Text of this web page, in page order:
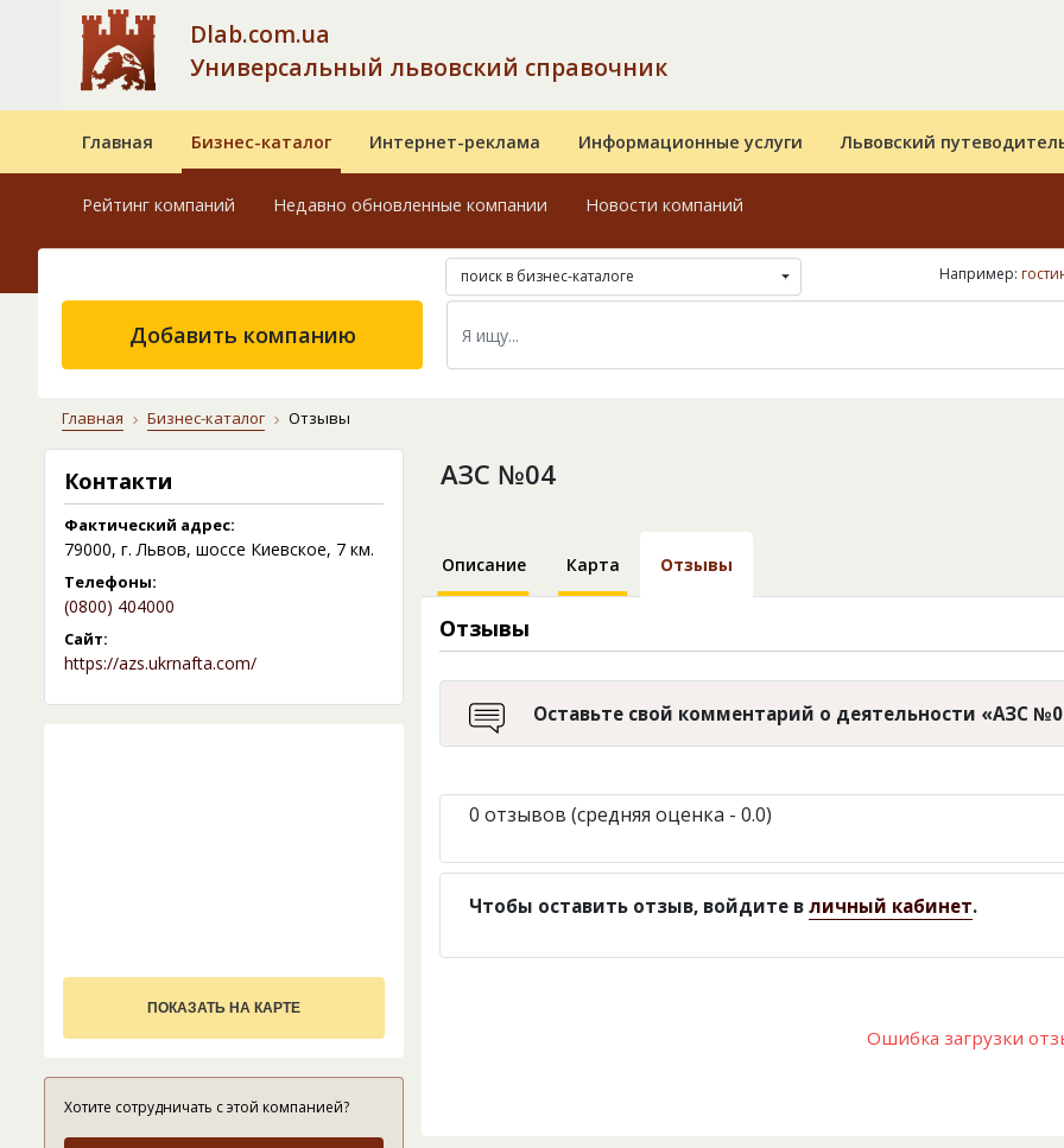
Dlab.com.ua
Универсальный львовский справочник
Главная Бизнес-каталог Интернет-реклама Информационные услуги Львовский
Рейтинг компаний Недавно обновленные компании Новости компаний
поиск в бизнес-каталоге Например:
Добавить компанию
Главная Бизнес-каталог Отзывы
Контакти
Фактический адрес:
79000, г. Львов, шоссе Киевское, 7 км.
Телефоны:
(0800) 404000
Сайт:
https://azs.ukrnafta.com/
ПОКАЗАТЬ НА КАРТЕ
Хотите сотрудничать с этой компанией?
АЗС №04
Описание Карта Отзывы
Отзывы
Оставьте свой комментарий о деятельности «АЗС
0 отзывов (средняя оценка - 0.0)
Чтобы оставить отзыв, войдите в личный кабинет.
Ошибка загрузки